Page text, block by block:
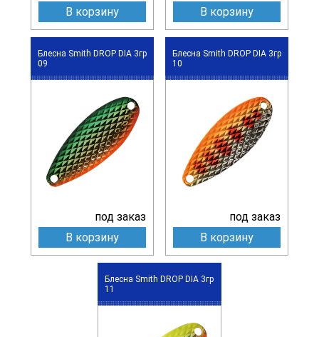
В корзину
В корзину
Блесна Smith DROP DIA 3гр
09
под заказ
В корзину
Блесна Smith DROP DIA 3гр
10
под заказ
В корзину
Блесна Smith DROP DIA 3гр
11